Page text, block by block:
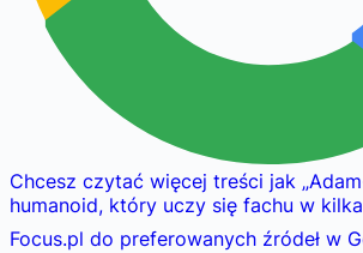
Chcesz czytać więcej treści jak „
humanoid, który uczy się fachu w
Focus.pl do preferowanych źródeł w